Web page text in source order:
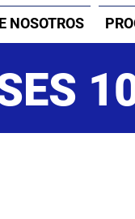
NOSOTROS